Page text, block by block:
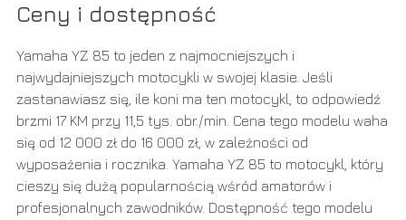
Ceny i dostępność
Yamaha YZ 85 to jeden z najmocniejszych i
najwydajniejszych motocykli w swojej klasie. Jeśli
zastanawiasz się, ile koni ma ten motocykl, to odpowiedź
brzmi 17 KM przy 11,5 tys. obr./min. Cena tego modelu waha
się od 12 000 zł do 16 000 zł, w zależności od
wyposażenia i rocznika. Yamaha YZ 85 to motocykl, który
cieszy się dużą popularnością wśród amatorów i
profesjonalnych zawodników. Dostępność tego modelu